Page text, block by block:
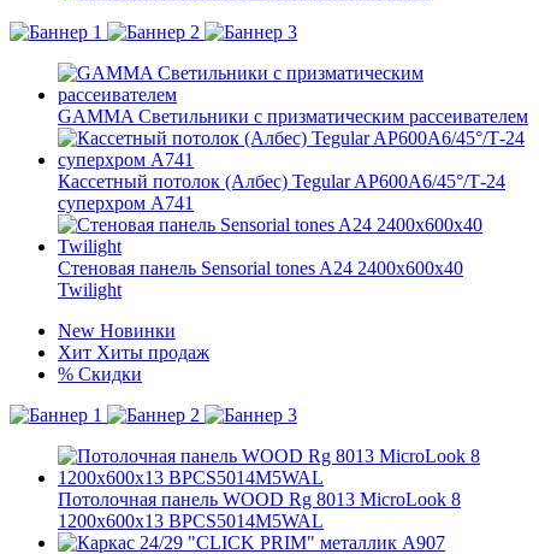
GAMMA Светильники с призматическим рассеивателем
Кассетный потолок (Албес) Tegular AP600A6/45°/Т-24
суперхром А741
Стеновая панель Sensorial tones A24 2400x600x40
Twilight
New Новинки
Хит Хиты продаж
% Скидки
Потолочная панель WOOD Rg 8013 MicroLook 8
1200x600x13 BPCS5014M5WAL